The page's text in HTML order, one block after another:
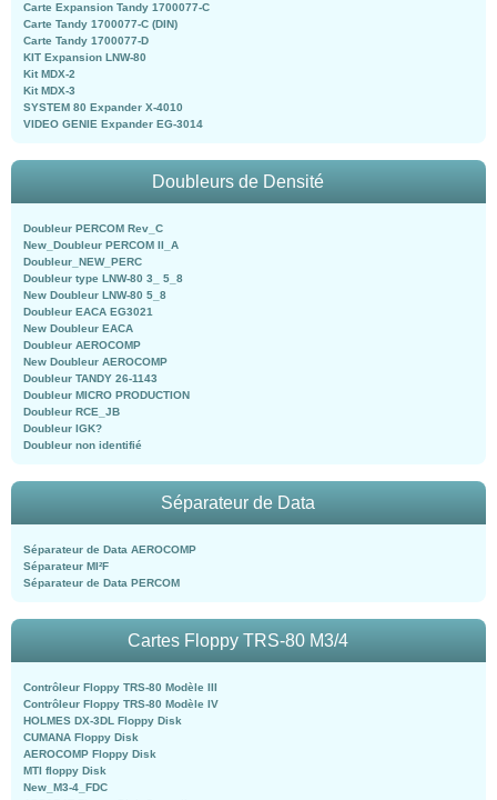
Carte Expansion Tandy 1700077-C
Carte Tandy 1700077-C (DIN)
Carte Tandy 1700077-D
KIT Expansion LNW-80
Kit MDX-2
Kit MDX-3
SYSTEM 80 Expander X-4010
VIDEO GENIE Expander EG-3014
Doubleurs de Densité
Doubleur PERCOM Rev_C
New_Doubleur PERCOM II_A
Doubleur_NEW_PERC
Doubleur type LNW-80 3_ 5_8
New Doubleur LNW-80 5_8
Doubleur EACA EG3021
New Doubleur EACA
Doubleur AEROCOMP
New Doubleur AEROCOMP
Doubleur TANDY 26-1143
Doubleur MICRO PRODUCTION
Doubleur RCE_JB
Doubleur IGK?
Doubleur non identifié
Séparateur de Data
Séparateur de Data AEROCOMP
Séparateur MI²F
Séparateur de Data PERCOM
Cartes Floppy TRS-80 M3/4
Contrôleur Floppy TRS-80 Modèle III
Contrôleur Floppy TRS-80 Modèle IV
HOLMES DX-3DL Floppy Disk
CUMANA Floppy Disk
AEROCOMP Floppy Disk
MTI floppy Disk
New_M3-4_FDC